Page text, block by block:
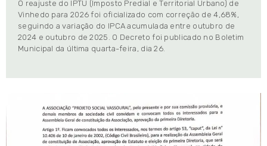
O reajuste do IPTU (Imposto Predial e Territorial Urbano) de
Vinhedo para 2026 foi oficializado com correção de 4,68%,
seguindo a variação do IPCA acumulada entre outubro de
2024 e outubro de 2025. O Decreto foi publicado no Boletim
Municipal da última quarta-feira, dia 26.